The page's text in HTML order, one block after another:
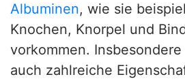
Albuminen, wie sie
Knochen, Knorpel und
vorkommen.
auch zahlreiche